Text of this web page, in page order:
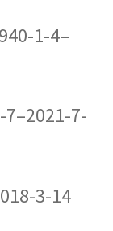
国】
1-4–
7–2021-7-
3-14